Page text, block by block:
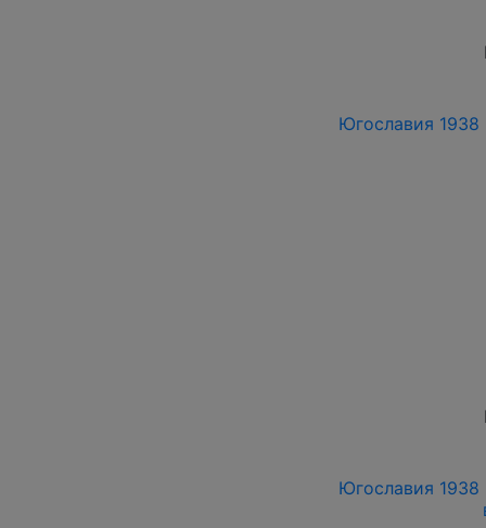
Югославия 1938
Югославия 1938